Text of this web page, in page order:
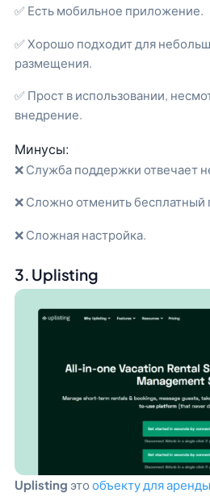
✅ Есть мобильное приложение.
✅ Хорошо подходит для
размещения.
✅ Прост в использовании,
внедрение.
Минусы:
❌ Служба поддержки отвечает
❌ Сложно отменить
❌ Сложная настройка.
3. Uplisting
Uplisting это объекту для аренды